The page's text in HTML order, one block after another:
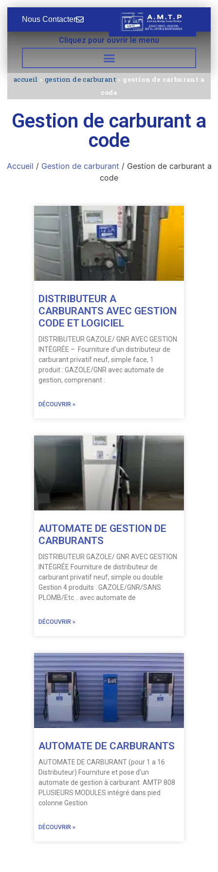
Nous Contacter
Cliquez pour ouvrir le menu
accueil > gestion de carburant > gestion de carburant a
code
Gestion de carburant a
code
Accueil / Gestion de carburant / Gestion de carburant a
code
DISTRIBUTEUR A
CARBURANTS AVEC GESTION
CODE ET LOGICIEL
DISTRIBUTEUR GAZOLE/ GNR AVEC GESTION
INTÉGRÉE – Fourniture d’un distributeur de
carburant privatif neuf, simple face, 1
produit : GAZOLE/GNR avec automate de
gestion, comprenant :
DÉCOUVRIR »
AUTOMATE DE GESTION DE
CARBURANTS
DISTRIBUTEUR GAZOLE/ GNR AVEC GESTION
INTÉGRÉE Fourniture de distributeur de
carburant privatif neuf, simple ou double
Gestion 4 produits : GAZOLE/GNR/SANS
PLOMB/Etc .. avec automate de
DÉCOUVRIR »
AUTOMATE DE CARBURANTS
AUTOMATE DE CARBURANT (pour 1 a 16
Distributeur) Fourniture et pose d’un
automate de gestion à carburant AMTP 808
PLUSIEURS MODULES intégré dans pied
colonne Gestion
DÉCOUVRIR »